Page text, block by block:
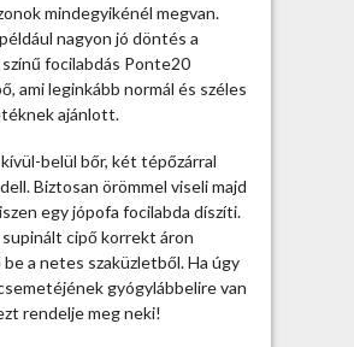
o
n
t
e
0
s
u
p
i
n
á
mindegyikénél megvan.
nagyon jó döntés a
focilabdás Ponte20
ami leginkább normál és széles
ajánlott.
kívül-belül bőr, két tépőzárral
Biztosan örömmel viseli majd
egy jópofa focilabda díszíti.
cipő korrekt áron
a netes szaküzletből. Ha úgy
gyógylábbelire van
rendelje meg neki!